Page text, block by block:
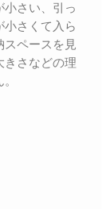
さい、引っ
小さくて入ら
スペースを見
きさなどの理